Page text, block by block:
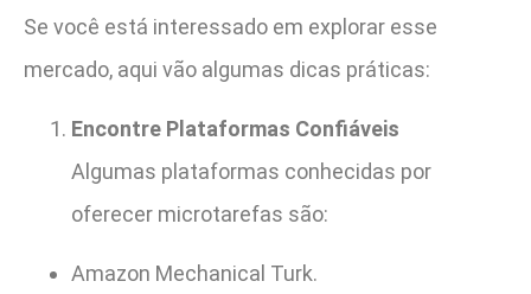
Se você está interessado em explorar esse
mercado, aqui vão algumas dicas práticas:
Encontre Plataformas Confiáveis
Algumas plataformas conhecidas por
oferecer microtarefas são:
Amazon Mechanical Turk.